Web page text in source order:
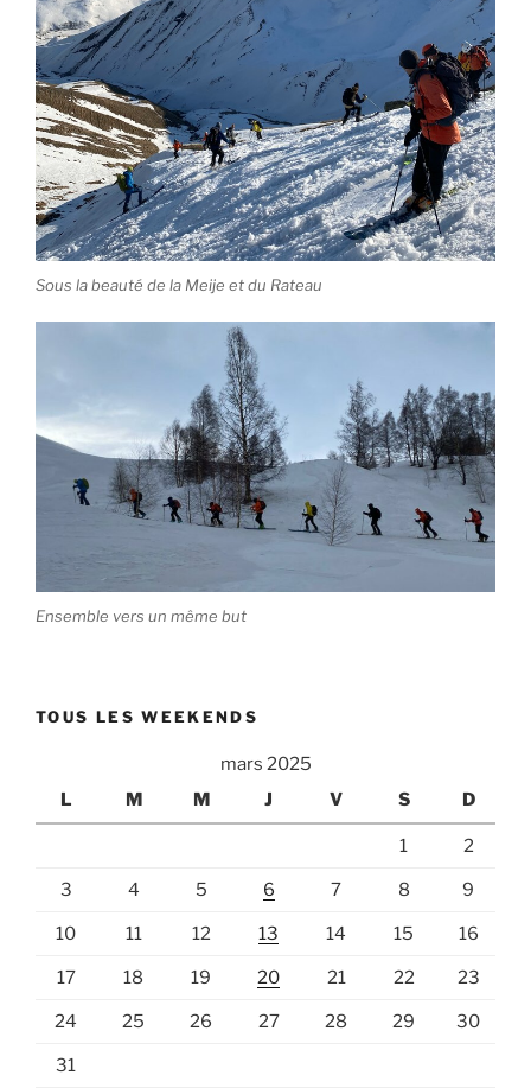
Sous la beauté de la Meije et du Rateau
Ensemble vers un même but
TOUS LES WEEKENDS
mars 2025
L
M M J V S D
1 2
3 4 5 6 7 8 9
10 11 12 13 14 15 16
17 18 19 20 21 22 23
24 25 26 27 28 29 30
31